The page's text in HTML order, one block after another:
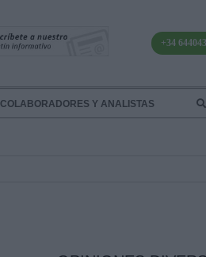
+34
COLABORADORES Y ANALISTAS